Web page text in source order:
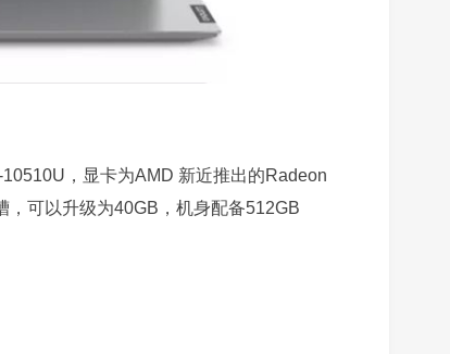
，显卡为AMD 新近推出的Radeon
可以升级为40GB，机身配备512GB